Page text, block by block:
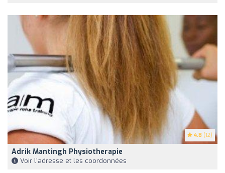
4.8 (12)
Adrik Mantingh Physiotherapie
Voir l'adresse et les coordonnées